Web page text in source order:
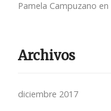
Pamela Campuzano en
Archivos
diciembre 2017